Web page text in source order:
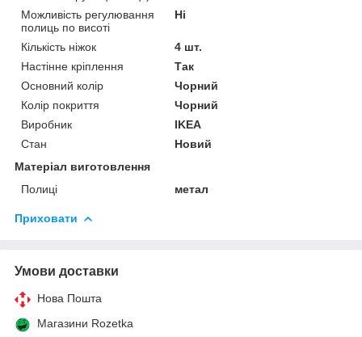
Можливість регулювання
полиць по висоті
Ні
Кількість ніжок
4 шт.
Настінне кріплення
Так
Основний колір
Чорний
Колір покриття
Чорний
Виробник
IKEA
Стан
Новий
Матеріал виготовлення
Полиці
метал
Приховати
Умови доставки
Нова Пошта
Магазини Rozetka